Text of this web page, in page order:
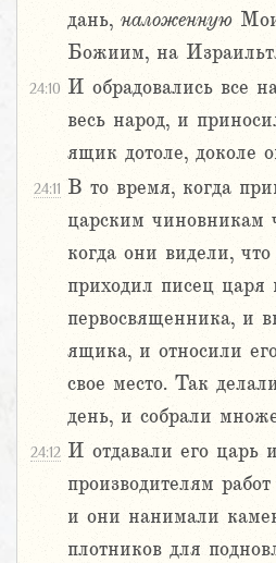
дань, наложенную
Божиим, на
24:10 И обрадовались все
весь народ, и
ящик дотоле, доколе
24:11 В то время, когда
царским чиновникам
когда они видели,
приходил писец царя
первосвященника, и
ящика, и относили
свое место. Так
день, и собрали
24:12 И отдавали его царь
производителям
и они нанимали
плотников для